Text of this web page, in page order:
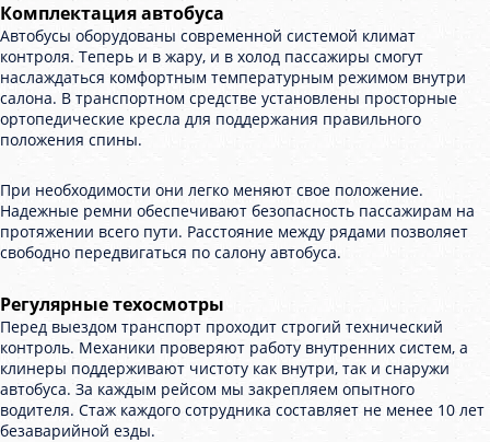
Комплектация автобуса
Автобусы оборудованы современной системой климат
контроля. Теперь и в жару, и в холод пассажиры смогут
наслаждаться комфортным температурным режимом внутри
салона. В транспортном средстве установлены просторные
ортопедические кресла для поддержания правильного
положения спины.
При необходимости они легко меняют свое положение.
Надежные ремни обеспечивают безопасность пассажирам на
протяжении всего пути. Расстояние между рядами позволяет
свободно передвигаться по салону автобуса.
Регулярные техосмотры
Перед выездом транспорт проходит строгий технический
контроль. Механики проверяют работу внутренних систем, а
клинеры поддерживают чистоту как внутри, так и снаружи
автобуса. За каждым рейсом мы закрепляем опытного
водителя. Стаж каждого сотрудника составляет не менее 10 лет
безаварийной езды.